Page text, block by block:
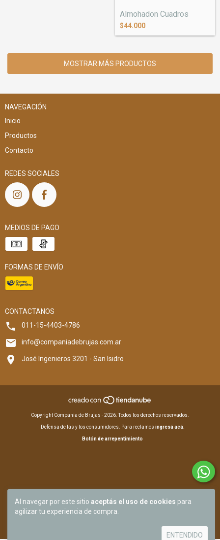
Al navegar por este sitio aceptás el uso de cookies para
agilizar tu experiencia de compra.
ENTENDIDO
Almohadon Cuadros
$44.000
MOSTRAR MÁS PRODUCTOS
NAVEGACIÓN
Inicio
Productos
Contacto
REDES SOCIALES
MEDIOS DE PAGO
FORMAS DE ENVÍO
CONTACTANOS
011-15-4403-4786
info@companiadebrujas.com.ar
José Ingenieros 3201 - San Isidro
Copyright Compania de Brujas - 2026. Todos los derechos reservados.
Defensa de las y los consumidores. Para reclamos ingresá acá.
Botón de arrepentimiento